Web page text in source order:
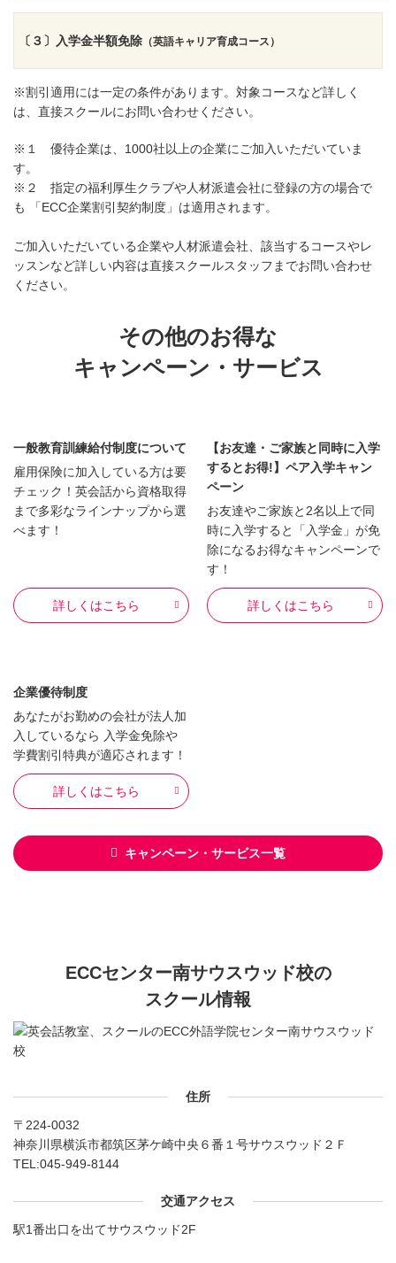
〔３〕入学金半額免除 （英語キャリア育成コース）
※割引適用には一定の条件があります。対象コースなど詳しく
は、直接スクールにお問い合わせください。
※１ 優待企業は、1000社以上の企業にご加入いただいていま
す。
※２ 指定の福利厚生クラブや人材派遣会社に登録の方の場合で
も 「ECC企業割引契約制度」は適用されます。
ご加入いただいている企業や人材派遣会社、該当するコースやレ
ッスンなど詳しい内容は直接スクールスタッフまでお問い合わせ
ください。
その他のお得な
キャンペーン・サービス
一般教育訓練給付制度について
雇用保険に加入している方は要
チェック！英会話から資格取得
まで多彩なラインナップから選
べます！
詳しくはこちら
【お友達・ご家族と同時に入学
するとお得!】ペア入学キャン
ペーン
お友達やご家族と2名以上で同
時に入学すると「入学金」が免
除になるお得なキャンペーンで
す！
詳しくはこちら
企業優待制度
あなたがお勤めの会社が法人加
入しているなら 入学金免除や
学費割引特典が適応されます！
詳しくはこちら
キャンペーン・サービス一覧
ECCセンター南サウスウッド校の
スクール情報
住所
〒224-0032
神奈川県横浜市都筑区茅ケ崎中央６番１号サウスウッド２Ｆ
TEL:045-949-8144
交通アクセス
駅1番出口を出てサウスウッド2F